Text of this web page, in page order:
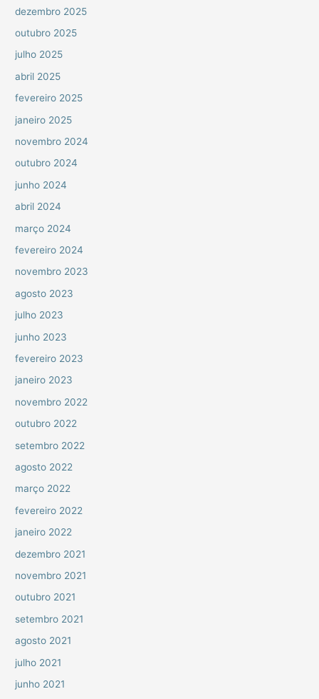
dezembro 2025
outubro 2025
julho 2025
abril 2025
fevereiro 2025
janeiro 2025
novembro 2024
outubro 2024
junho 2024
abril 2024
março 2024
fevereiro 2024
novembro 2023
agosto 2023
julho 2023
junho 2023
fevereiro 2023
janeiro 2023
novembro 2022
outubro 2022
setembro 2022
agosto 2022
março 2022
fevereiro 2022
janeiro 2022
dezembro 2021
novembro 2021
outubro 2021
setembro 2021
agosto 2021
julho 2021
junho 2021